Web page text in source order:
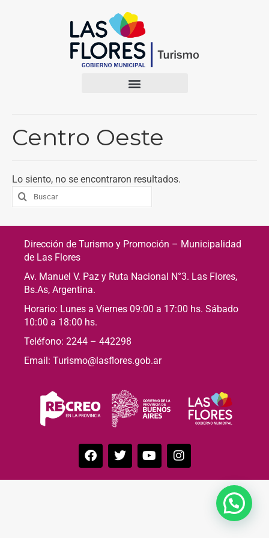
Centro Oeste
Lo siento, no se encontraron resultados.
Dirección de Turismo y Promoción – Municipalidad
de Las Flores
Av. Manuel V. Paz y Ruta Nacional N°3. Las Flores,
Bs.As, Argentina.
Horario: Lunes a Viernes 09:00 a 17:00 hs. Sábado
10:00 a 18:00 hs.
Teléfono: 2244 – 442298
Email: Turismo@lasflores.gob.ar